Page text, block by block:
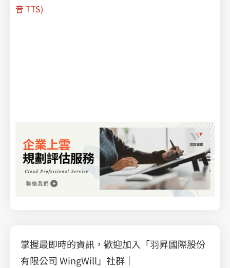
音 TTS)
掌握最即時的資訊，歡迎加入「羽昇國際股份
有限公司 WingWill」社群｜